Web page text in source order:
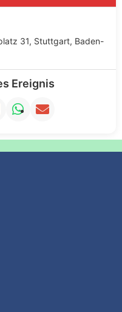
31, Stuttgart, Baden-
Ereignis